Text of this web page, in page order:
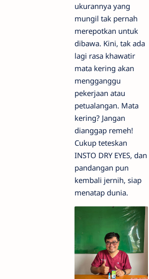
ukurannya yang
mungil tak pernah
merepotkan untuk
dibawa. Kini, tak ada
lagi rasa khawatir
mata kering akan
mengganggu
pekerjaan atau
petualangan. Mata
kering? Jangan
dianggap remeh!
Cukup teteskan
INSTO DRY EYES, dan
pandangan pun
kembali jernih, siap
menatap dunia.